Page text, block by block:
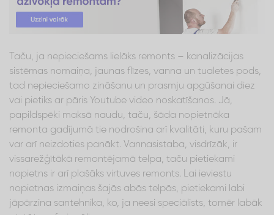
Taču, ja nepieciešams lielāks remonts – kanalizācijas
sistēmas nomaiņa, jaunas flīzes, vanna un tualetes pods,
tad nepieciešamo zināšanu un prasmju apgūšanai diez
vai pietiks ar pāris Youtube video noskatīšanos. Jā,
papildspēki maksā naudu, taču, šāda nopietnāka
remonta gadījumā tie nodrošina arī kvalitāti, kuru pašam
var arī neizdoties panākt. Vannasistaba, visdrīzāk, ir
vissarežģītākā remontējamā telpa, taču pietiekami
nopietns ir arī plašāks virtuves remonts. Lai ieviestu
nopietnas izmaiņas šajās abās telpās, pietiekami labi
jāpārzina santehnika, ko, ja neesi speciālists, tomēr labāk